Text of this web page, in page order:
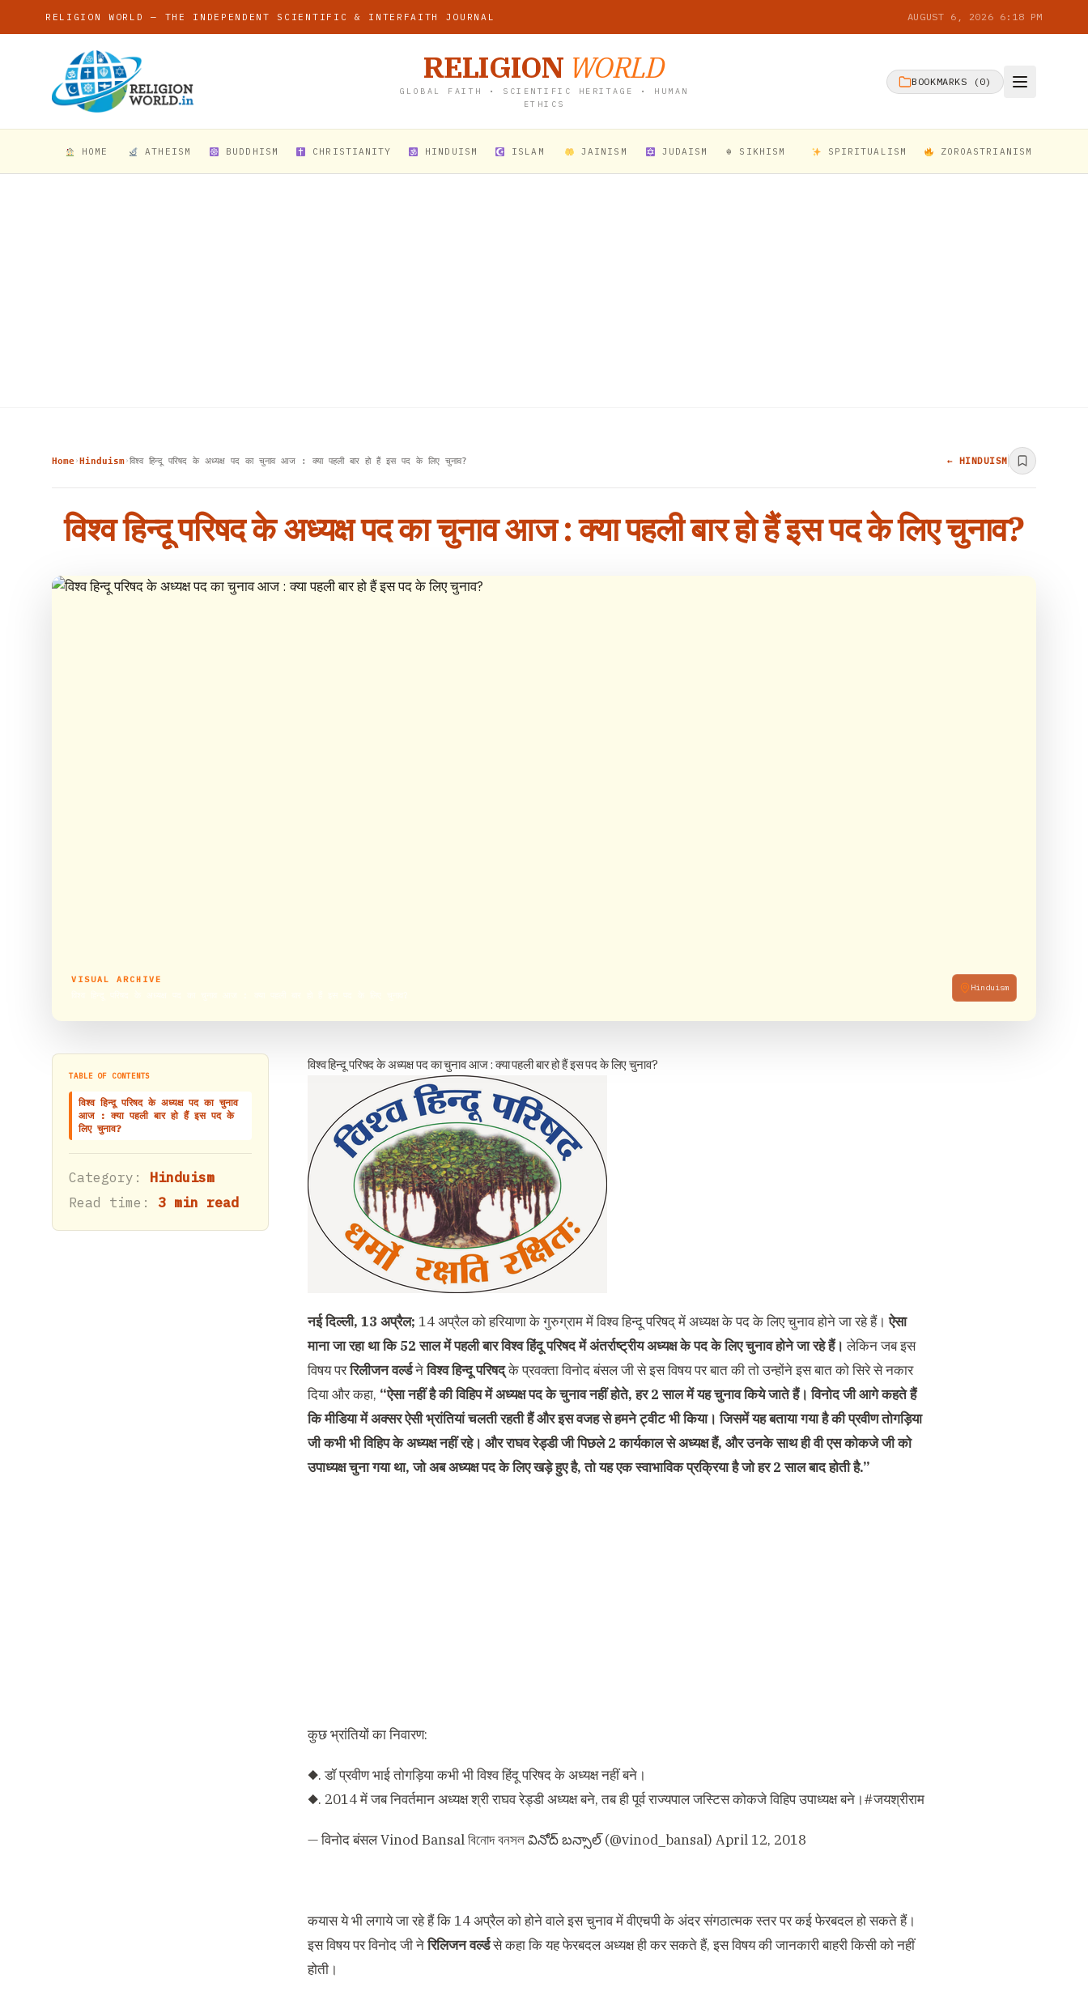
RELIGION WORLD — THE INDEPENDENT SCIENTIFIC & INTERFAITH JOURNAL AUGUST 6, 2026 6:18 PM
RELIGION WORLD
GLOBAL FAITH • SCIENTIFIC HERITAGE • HUMAN
ETHICS
BOOKMARKS ( 0)
HOME ATHEISM BUDDHISM CHRISTIANITY HINDUISM ISLAM JAINISM JUDAISM ☬ SIKHISM SPIRITUALISM ZOROASTRIANISM
Home›Hinduism›विश्व हिन्दू परिषद के अध्यक्ष पद का चुनाव आज : क्या पहली बार हो हैं इस पद के लिए चुनाव? ← HINDUISM
विश्व हिन्दू परिषद के अध्यक्ष पद का चुनाव आज : क्या पहली बार हो हैं इस पद के लिए चुनाव?
VISUAL ARCHIVE
Hinduism
TABLE OF CONTENTS
विश्व हिन्दू परिषद के अध्यक्ष पद का चुनाव
आज : क्या पहली बार हो हैं इस पद के
लिए चुनाव?
Category: Hinduism
Read time: 3 min read
विश्व हिन्दू परिषद के अध्यक्ष पद का चुनाव आज : क्या पहली बार हो हैं इस पद के लिए चुनाव?
नई दिल्ली, 13 अप्रैल; 14 अप्रैल को हरियाणा के गुरुग्राम में विश्व हिन्दू परिषद् में अध्यक्ष के पद के लिए चुनाव होने जा रहे हैं।ऐसा
माना जा रहा था कि 52 साल में पहली बार विश्व हिंदू परिषद में अंतर्राष्ट्रीय अध्यक्ष के पद के लिए चुनाव होने जा रहे हैं। लेकिन जब इस
विषय पररिलीजन वर्ल्डनेविश्व हिन्दू परिषद्के प्रवक्ता विनोद बंसल जी से इस विषय पर बात की तो उन्होंने इस बात को सिरे से नकार
दिया और कहा, “ऐसा नहीं है की विहिप में अध्यक्ष पद के चुनाव नहीं होते, हर 2 साल में यह चुनाव किये जाते हैं। विनोद जी आगे कहते हैं
कि मीडिया में अक्सर ऐसी भ्रांतियां चलती रहती हैं और इस वजह से हमने ट्वीट भी किया। जिसमें यह बताया गया है की प्रवीण तोगड़िया
जी कभी भी विहिप के अध्यक्ष नहीं रहे। और राघव रेड्डी जी पिछले 2 कार्यकाल से अध्यक्ष हैं, और उनके साथ ही वी एस कोकजे जी को
उपाध्यक्ष चुना गया था, जो अब अध्यक्ष पद के लिए खड़े हुए है, तो यह एक स्वाभाविक प्रक्रिया है जो हर 2 साल बाद होती है.”
कुछ भ्रांतियों का निवारण:
◆. डॉ प्रवीण भाई तोगड़िया कभी भी विश्व हिंदू परिषद के अध्यक्ष नहीं बने।
◆. 2014 में जब निवर्तमान अध्यक्ष श्री राघव रेड्डी अध्यक्ष बने, तब ही पूर्व राज्यपाल जस्टिस कोकजे विहिप उपाध्यक्ष बने।#जयश्रीराम
— विनोद बंसल Vinod Bansal বিনোদ বনসল వినోద్ బన్సాల్ (@vinod_bansal) April 12, 2018
कयास ये भी लगाये जा रहे हैं कि 14 अप्रैल को होने वाले इस चुनाव में वीएचपी के अंदर संगठात्मक स्तर पर कई फेरबदल हो सकते हैं।
इस विषय पर विनोद जी नेरिलिजन वर्ल्डसे कहा कि यह फेरबदल अध्यक्ष ही कर सकते हैं, इस विषय की जानकारी बाहरी किसी को नहीं
होती।